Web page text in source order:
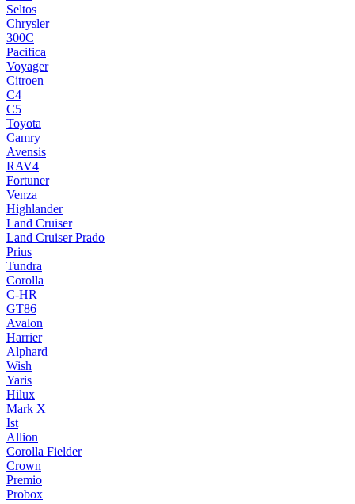
Seltos
Chrysler
300C
Pacifica
Voyager
Citroen
C4
C5
Toyota
Camry
Avensis
RAV4
Fortuner
Venza
Highlander
Land Cruiser
Land Cruiser Prado
Prius
Tundra
Corolla
C-HR
GT86
Avalon
Harrier
Alphard
Wish
Yaris
Hilux
Mark X
Ist
Allion
Corolla Fielder
Crown
Premio
Probox